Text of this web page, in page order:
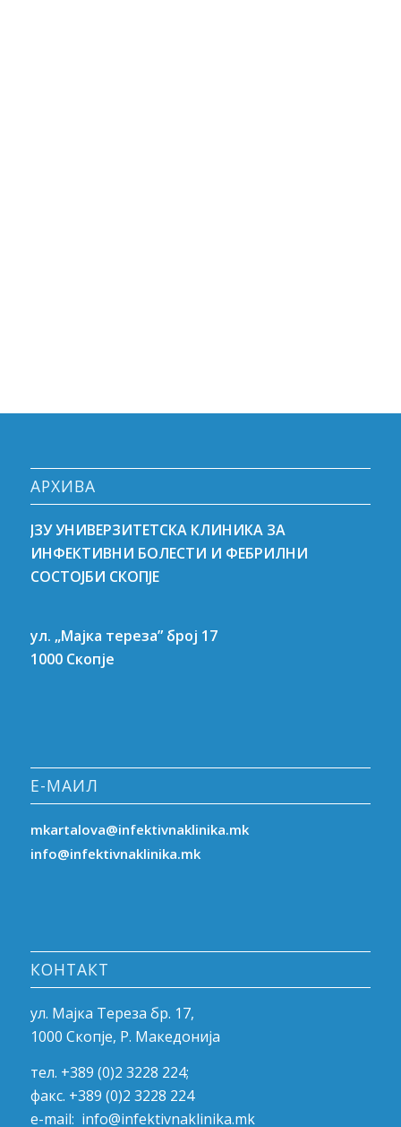
АРХИВА
ЈЗУ УНИВЕРЗИТЕТСКА КЛИНИКА ЗА
ИНФЕКТИВНИ БОЛЕСТИ И ФЕБРИЛНИ
СОСТОЈБИ СКОПЈЕ
ул. „Мајка тереза” број 17
1000 Скопје
Е-МАИЛ
mkartalova@infektivnaklinika.mk
info@infektivnaklinika.mk
КОНТАКТ
ул. Мајка Тереза бр. 17,
1000 Скопје, Р. Македонија
тел. +389 (0)2 3228 224;
факс. +389 (0)2 3228 224
e-mail: info@infektivnaklinika.mk